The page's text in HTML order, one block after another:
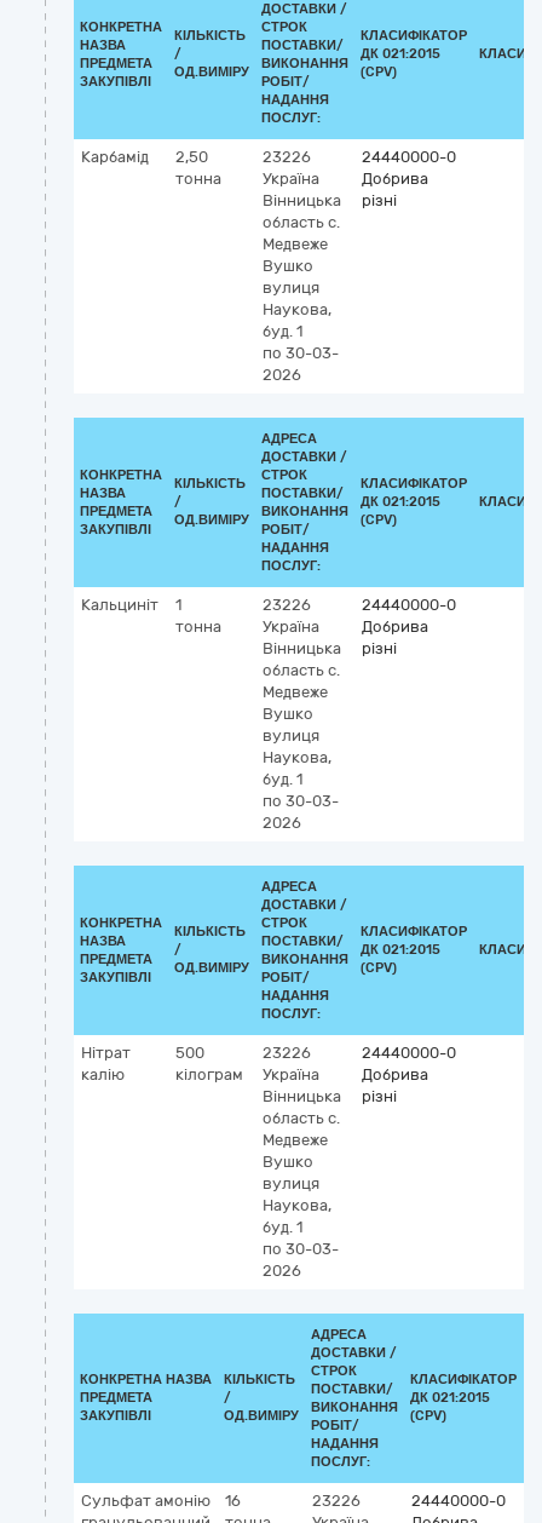
КОНКРЕТНА
НАЗВА
ПРЕДМЕТА
ЗАКУПІВЛІ
КІЛЬКІСТЬ
/
ОД.ВИМІРУ
ДОСТАВКИ /
СТРОК
ПОСТАВКИ/
ВИКОНАННЯ
РОБІТ/
НАДАННЯ
ПОСЛУГ:
КЛАСИФІКАТОР
ДК 021:2015
(CPV)
Карбамід
2,50
тонна
23226
Україна
Вінницька
область c.
Медвеже
Вушко
вулиця
Наукова,
буд. 1
по 30-03-
2026
24440000-0
Добрива
різні
КОНКРЕТНА
НАЗВА
ПРЕДМЕТА
ЗАКУПІВЛІ
КІЛЬКІСТЬ
/
ОД.ВИМІРУ
АДРЕСА
ДОСТАВКИ /
СТРОК
ПОСТАВКИ/
ВИКОНАННЯ
РОБІТ/
НАДАННЯ
ПОСЛУГ:
КЛАСИФІКАТОР
ДК 021:2015
(CPV)
Кальциніт
1
тонна
23226
Україна
Вінницька
область c.
Медвеже
Вушко
вулиця
Наукова,
буд. 1
по 30-03-
2026
24440000-0
Добрива
різні
КОНКРЕТНА
НАЗВА
ПРЕДМЕТА
ЗАКУПІВЛІ
КІЛЬКІСТЬ
/
ОД.ВИМІРУ
АДРЕСА
ДОСТАВКИ /
СТРОК
ПОСТАВКИ/
ВИКОНАННЯ
РОБІТ/
НАДАННЯ
ПОСЛУГ:
КЛАСИФІКАТОР
ДК 021:2015
(CPV)
Нітрат
калію
500
кілограм
23226
Україна
Вінницька
область c.
Медвеже
Вушко
вулиця
Наукова,
буд. 1
по 30-03-
2026
24440000-0
Добрива
різні
КОНКРЕТНА НАЗВА
ПРЕДМЕТА
ЗАКУПІВЛІ
КІЛЬКІСТЬ
/
ОД.ВИМІРУ
АДРЕСА
ДОСТАВКИ /
СТРОК
ПОСТАВКИ/
ВИКОНАННЯ
РОБІТ/
НАДАННЯ
ПОСЛУГ:
КЛАСИФІКАТОР
ДК 021:2015
(CPV)
Сульфат амонію
16
23226
24440000-0